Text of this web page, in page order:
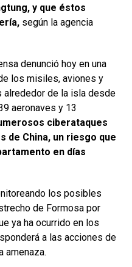
y que éstos
según la agencia
denunció hoy en una
los misiles, aviones y
de la isla desde
aeronaves y 13
ciberataques
de China, un riesgo que
en días
los posibles
de Formosa por
ya ha ocurrido en los
a las acciones de
amenaza.